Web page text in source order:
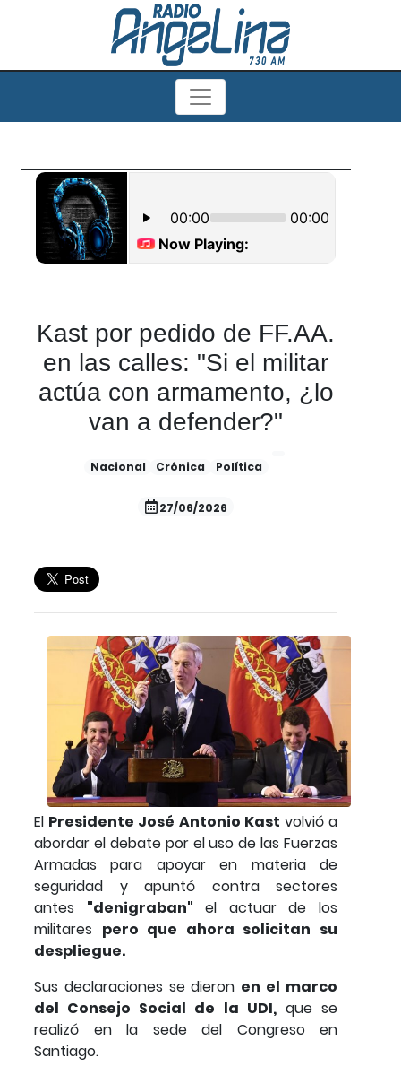
Kast por pedido de FF.AA.
en las calles: "Si el militar
actúa con armamento, ¿lo
van a defender?"
Nacional Crónica Política
27/06/2026
El Presidente José Antonio Kast volvió a
abordar el debate por el uso de las Fuerzas
Armadas para apoyar en materia de
seguridad y apuntó contra sectores
antes "denigraban" el actuar de los
militares pero que ahora solicitan su
despliegue.
Sus declaraciones se dieron en el marco
del Consejo Social de la UDI,que se
realizó en la sede del Congreso en
Santiago.